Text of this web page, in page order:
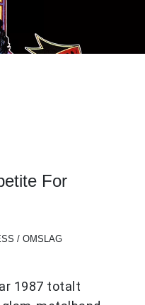
For
/ OMSLAG
1987 totalt